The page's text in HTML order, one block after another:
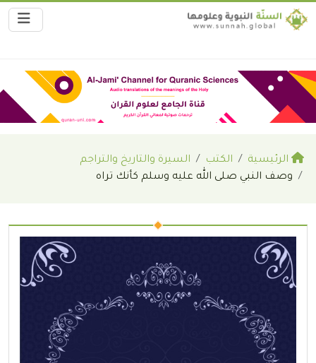
الرئيسية الكتب
السيرة والتاريخ والتراجم
وصف النبي صلى الله عليه وسلم كأنك تراه